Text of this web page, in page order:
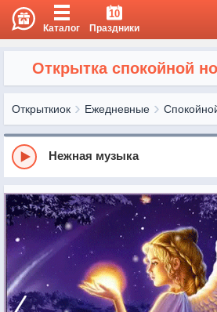
Каталог
10
Праздники
Открытка спокойной
Открыткиок Ежедневные
Нежная музыка